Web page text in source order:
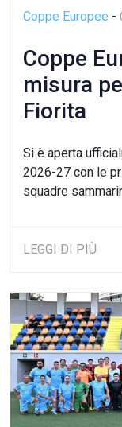
Coppe Europee -
Coppe
misura
Fiorita
Si è aperta
2026-27 con le
squadre
LEGGI DI PIÙ